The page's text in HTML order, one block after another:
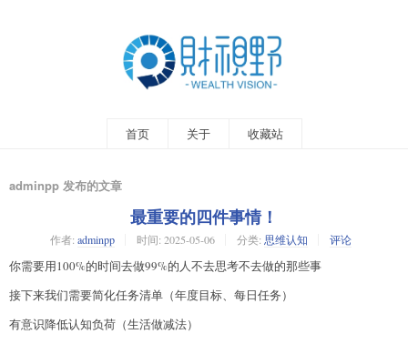
首页 关于 收藏站
adminpp 发布的文章
最重要的四件事情！
作者: adminpp 时间: 2025-05-06 分类: 思维认知 评论
你需要用100%的时间去做99%的人不去思考不去做的那些事
接下来我们需要简化任务清单（年度目标、每日任务）
有意识降低认知负荷（生活做减法）